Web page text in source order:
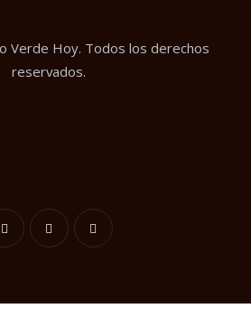
Verde Hoy. Todos los derechos
reservados.